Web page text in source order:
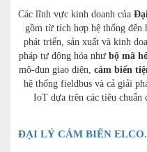
Các lĩnh vực kinh doanh của
gồm từ tích hợp hệ thống đến
phát triển, sản xuất và kinh
pháp tự động hóa như bộ mã
mô-đun giao diện, cảm biến
hệ thống fieldbus và cả giải
IoT dựa trên các tiêu chuẩn
ĐẠI LÝ CẢM BIẾN